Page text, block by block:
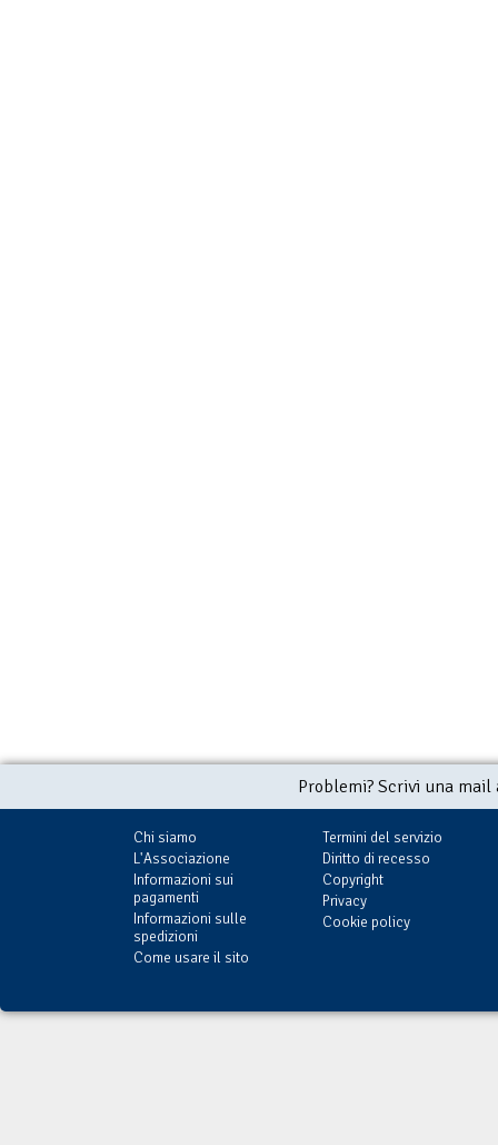
Problemi? Scrivi una
Chi siamo
L'Associazione
Informazioni sui
pagamenti
Informazioni sulle
spedizioni
Come usare il sito
Termini del servizio
Diritto di recesso
Copyright
Privacy
Cookie policy